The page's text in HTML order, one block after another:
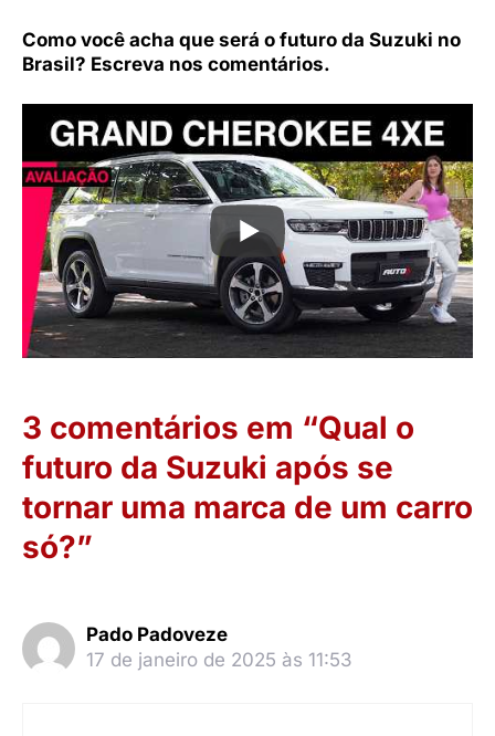
Como você acha que será o futuro da Suzuki no
Brasil? Escreva nos comentários.
3 comentários em “Qual o
futuro da Suzuki após se
tornar uma marca de um carro
só?”
Pado Padoveze
17 de janeiro de 2025 às 11:53